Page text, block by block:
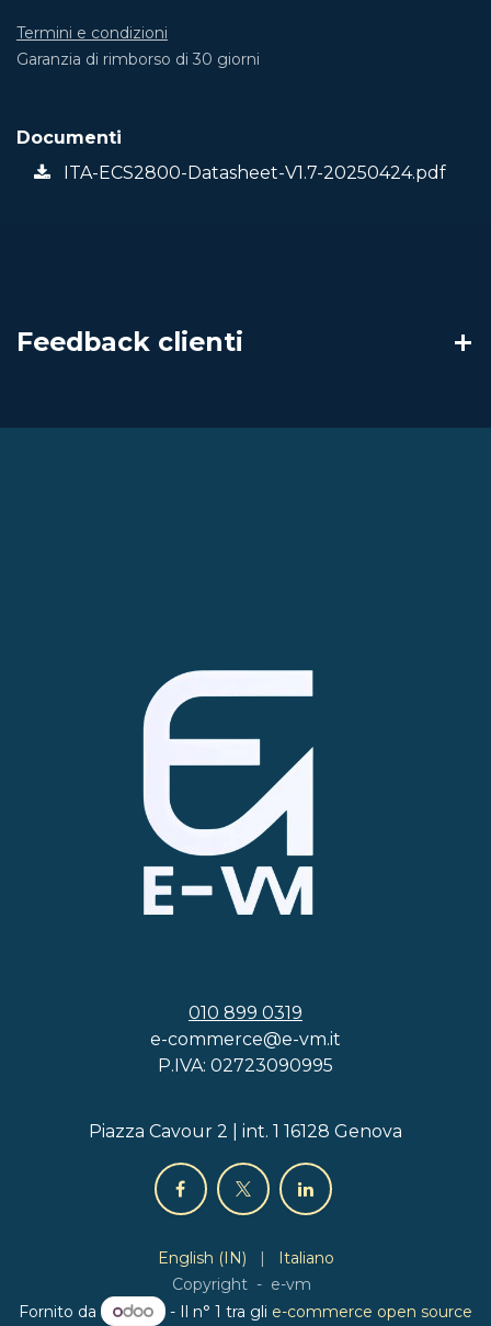
Termini e condizioni
Garanzia di rimborso di 30 giorni
Documenti
ITA-ECS2800-Datasheet-V1.7-20250424.pdf
Feedback clienti
010 899 0319
e-commerce@e-vm.it
P.IVA: 02723090995
Piazza Cavour 2 | int. 1 16128 Genova
Copyright - e-vm
English (IN) | Italiano
Fornito da - Il n° 1 tra gli e-commerce open source